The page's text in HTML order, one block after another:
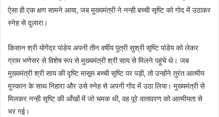
ऐसा ही एक क्षण सामने आया, जब मुख्यमंत्री ने नन्ही बच्ची सृष्टि को गोद में उठाकर
स्नेह से दुलारा।
किसान श्री योगेंद्र पांडेय अपनी तीन वर्षीय पुत्री सुश्री सृष्टि पांडेय को लेकर
ग्राम भणेसर से विशेष रूप से मुख्यमंत्री श्री साय से मिलने पहुंचे थे। जब
मुख्यमंत्री श्री साय की दृष्टि मासूम बच्ची सृष्टि पर पड़ी, तो उन्होंने तुरंत आत्मीय
मुस्कान के साथ निहारा और उसे स्नेह से अपनी गोद में उठा लिया। मुख्यमंत्री से
मिलकर नन्ही सृष्टि की आँखों में जो चमक थी, वह पूरे वातावरण को आत्मीयता से
भर गई।